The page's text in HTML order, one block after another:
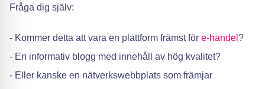
Fråga dig själv:
- Kommer detta att vara en plattform främst för e-handel ?
- En informativ blogg med innehåll av hög kvalitet?
- Eller kanske en nätverkswebbplats som främjar